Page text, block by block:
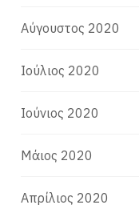
Αύγουστος 2020
Ιούλιος 2020
Ιούνιος 2020
Μάιος 2020
Απρίλιος 2020